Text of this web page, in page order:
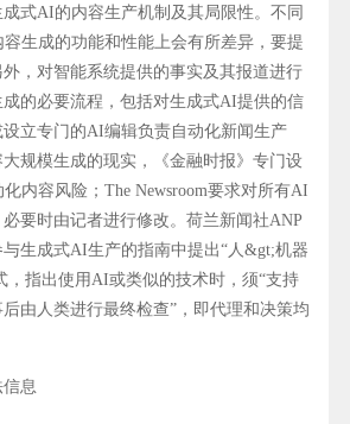
式AI的内容生产机制及其局限性。不同
生成的功能和性能上会有所差异，要提
，对智能系统提供的事实及其报道进行
的必要流程，包括对生成式AI提供的信
立专门的AI编辑负责自动化新闻生产
规模生成的现实，《金融时报》专门设
内容风险；The Newsroom要求对所有AI
要时由记者进行修改。荷兰新闻社ANP
生成式AI生产的指南中提出“人&gt;机器
，指出使用AI或类似的技术时，须“支持
由人类进行最终检查”，即代理和决策均
息